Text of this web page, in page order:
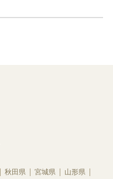
秋田県 宮城県
山形県